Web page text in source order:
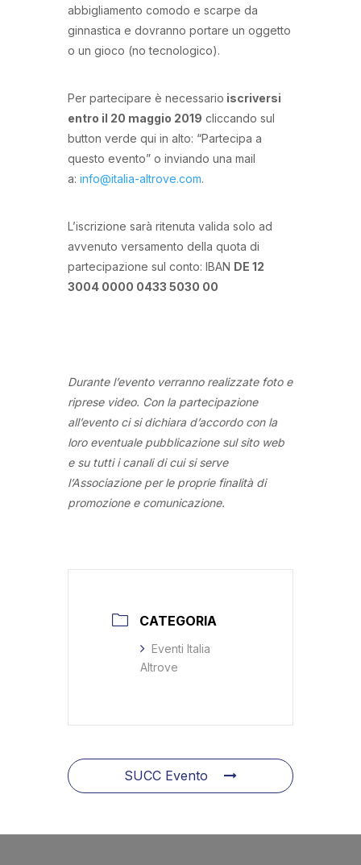
abbigliamento comodo e scarpe da
ginnastica e dovranno portare un oggetto
o un gioco (no tecnologico).
Per partecipare è necessario iscriversi
entro il 20 maggio 2019 cliccando sul
button verde qui in alto: “Partecipa a
questo evento” o inviando una mail
a: info@italia-altrove.com.
L’iscrizione sarà ritenuta valida solo ad
avvenuto versamento della quota di
partecipazione sul conto: IBAN DE 12
3004 0000 0433 5030 00
Durante l’evento verranno realizzate foto e
riprese video. Con la partecipazione
all’evento ci si dichiara d’accordo con la
loro eventuale pubblicazione sul sito web
e su tutti i canali di cui si serve
l’Associazione per le proprie finalità di
promozione e comunicazione.
CATEGORIA
Eventi Italia
Altrove
SUCC Evento